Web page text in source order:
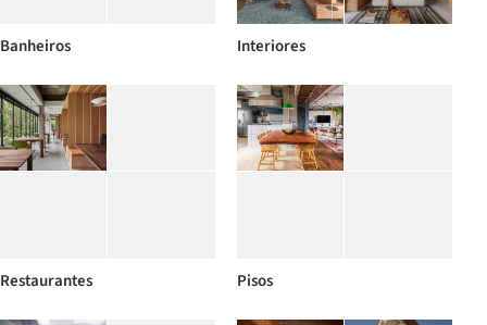
Banheiros Interiores
Restaurantes Pisos